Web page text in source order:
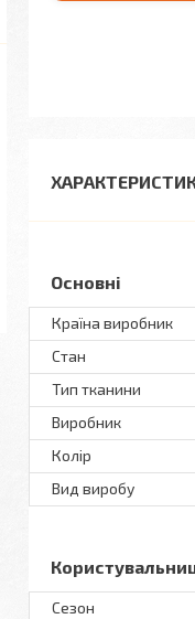
Основні
Країна виробник
Стан
Тип тканини
Виробник
Колір
Вид виробу
Сезон